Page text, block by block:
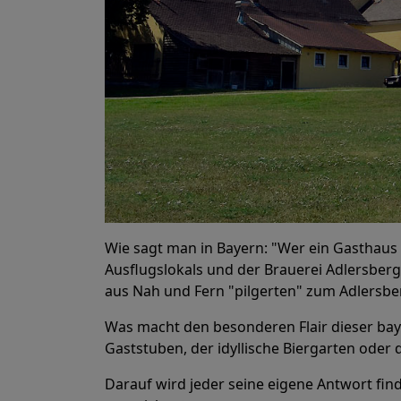
Wie sagt man in Bayern: "Wer ein
Ausflugslokals und der Brauerei
aus Nah und Fern "pilgerten" zum
Was macht den besonderen Flair dieser
Gaststuben, der idyllische Biergarten oder
Darauf wird jeder seine eigene Antwort